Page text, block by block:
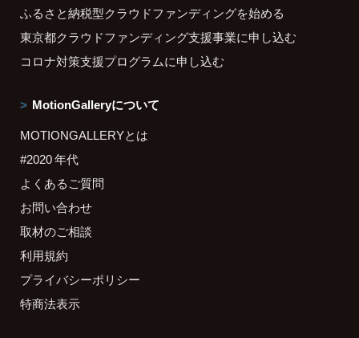
ふるさと納税型クラウドファンディングを始める
東京都クラウドファンディング支援事業に申し込む
コロナ対策支援プログラムに申し込む
MotionGalleryについて
MOTIONGALLERYとは
#2020 年代
よくあるご質問
お問い合わせ
取材のご相談
利用規約
プライバシーポリシー
特商法表示